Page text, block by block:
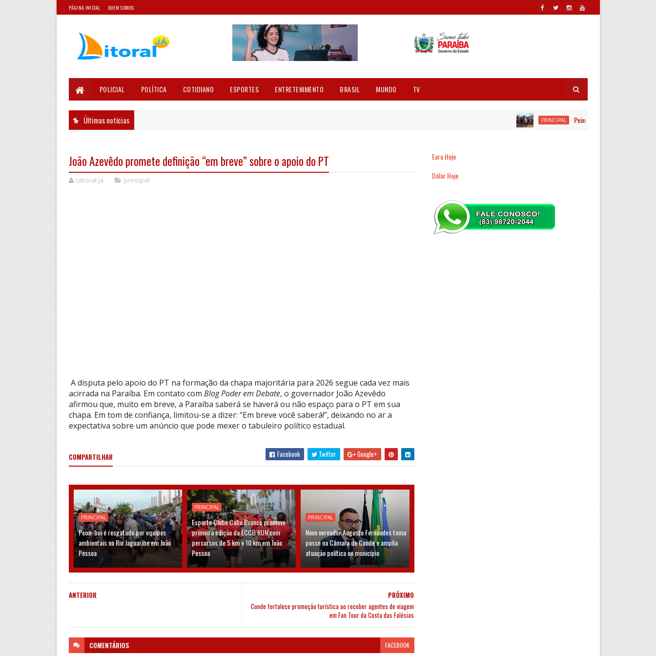
PÁGINA INICIAL QUEM SOMOS
POLICIAL POLÍTICA COTIDIANO ESPORTES ENTRETENIMENTO BRASIL MUNDO TV
Últimas notícias PRINCIPAL Peixe-boi é resgatado por equipes
João Azevêdo promete definição “em breve” sobre o apoio do PT
Litroral Já principal
A disputa pelo apoio do PT na formação da chapa majoritária para 2026 segue cada vez mais
acirrada na Paraíba. Em contato com Blog Poder em Debate, o governador João Azevêdo
afirmou que, muito em breve, a Paraíba saberá se haverá ou não espaço para o PT em sua
chapa. Em tom de confiança, limitou-se a dizer: “Em breve você saberá!”, deixando no ar a
expectativa sobre um anúncio que pode mexer o tabuleiro político estadual.
COMPARTILHAR Facebook Twitter Google+
PRINCIPAL
Peixe-boi é resgatado por equipes
ambientais no Rio Jaguaribe em João
Pessoa
PRINCIPAL
Esporte Clube Cabo Branco promove
primeira edição da ECCB RUN com
percursos de 5 km e 10 km em João
Pessoa
PRINCIPAL
Novo vereador Augusto Fernandes toma
posse na Câmara de Conde e amplia
atuação política no município
PRÓXIMO
Conde fortalece promoção turística ao receber agentes de viagem
em Fan Tour da Costa das Falésias
ANTERIOR
COMENTÁRIOS FACEBOOK
Euro Hoje
Dólar Hoje